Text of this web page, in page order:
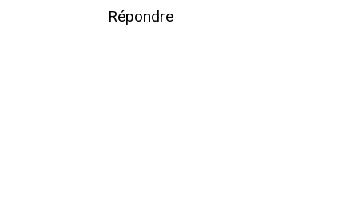
Répondre